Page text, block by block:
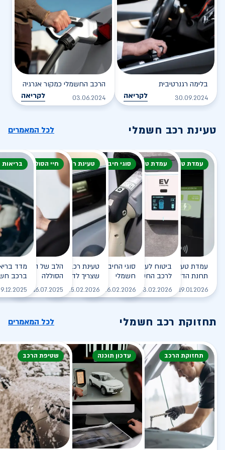
בלימה רגנרטיבית
30.09.2024 לקריאה
הרכב החשמלי כמקור אנרגיה
03.06.2024 לקריאה
טעינת רכב חשמלי לכל המאמרים
עמדת טעינה
עמדת טעינה - הסוף של
תחנת הדלק?
19.01.2026 לקריאה
עמדת טעינה
ביטוח לעמדת טעינה ביתית
לרכב החשמלי
03.02.2026 לקריאה
סוגי חיבור
סוגי החיבורים לטעינת רכב
חשמלי
26.02.2026 לקריאה
טעינת רכב חשמלי
טעינת רכב חשמלי - כל מה
שצריך לדעת
25.02.2026 לקריאה
חיי הסוללה
הלב של הרכב
הסוללה
16.07.2025
ברכב
תחזוקת רכב חשמלי לכל המאמרים
תחזוקת הרכב עדכון תוכנה שטיפת הרכב